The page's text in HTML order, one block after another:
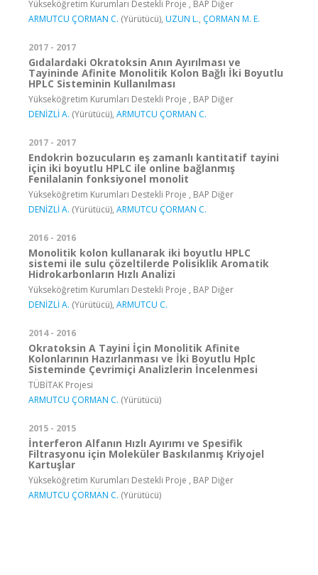
Yükseköğretim Kurumları Destekli Proje , BAP Diğer
ARMUTCU ÇORMAN C. (Yürütücü), UZUN L., ÇORMAN M. E.
2017 - 2017
Gıdalardaki Okratoksin Anın Ayırılması ve
Tayininde Afinite Monolitik Kolon Bağlı İki Boyutlu
HPLC Sisteminin Kullanılması
Yükseköğretim Kurumları Destekli Proje , BAP Diğer
DENİZLİ A. (Yürütücü), ARMUTCU ÇORMAN C.
2017 - 2017
Endokrin bozucuların eş zamanlı kantitatif tayini
için iki boyutlu HPLC ile online bağlanmış
Fenilalanin fonksiyonel monolit
Yükseköğretim Kurumları Destekli Proje , BAP Diğer
DENİZLİ A. (Yürütücü), ARMUTCU ÇORMAN C.
2016 - 2016
Monolitik kolon kullanarak iki boyutlu HPLC
sistemi ile sulu çözeltilerde Polisiklik Aromatik
Hidrokarbonların Hızlı Analizi
Yükseköğretim Kurumları Destekli Proje , BAP Diğer
DENİZLİ A. (Yürütücü), ARMUTCU C.
2014 - 2016
Okratoksin A Tayini İçin Monolitik Afinite
Kolonlarının Hazırlanması ve İki Boyutlu Hplc
Sisteminde Çevrimiçi Analizlerin İncelenmesi
TÜBİTAK Projesi
ARMUTCU ÇORMAN C. (Yürütücü)
2015 - 2015
İnterferon Alfanın Hızlı Ayırımı ve Spesifik
Filtrasyonu için Moleküler Baskılanmış Kriyojel
Kartuşlar
Yükseköğretim Kurumları Destekli Proje , BAP Diğer
ARMUTCU ÇORMAN C. (Yürütücü)